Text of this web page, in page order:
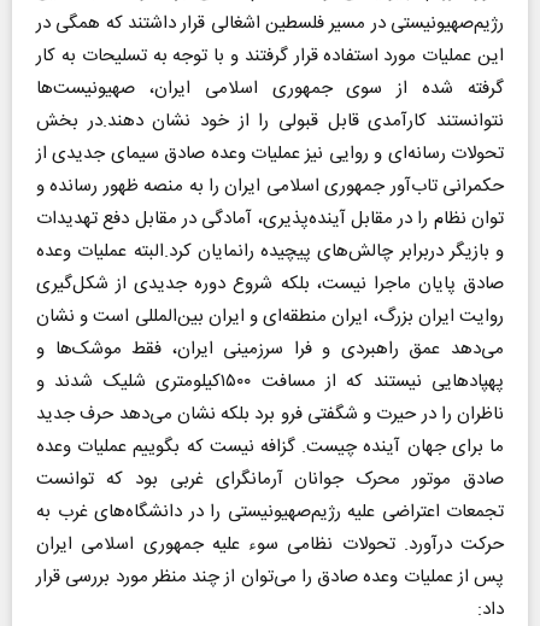
رژیم‌صهیونیستی در مسیر فلسطین اشغالی قرار داشتند که همگی در
این عملیات مورد استفاده قرار گرفتند و با توجه به تسلیحات به کار
گرفته شده از سوی جمهوری اسلامی ایران، صهیونیست‌ها
نتوانستند کارآمدی قابل قبولی را از خود نشان دهند.در بخش
تحولات رسانه‌ای و روایی نیز عملیات وعده صادق سیمای جدیدی از
حکمرانی تاب‌آور جمهوری اسلامی ایران را به منصه ظهور رسانده و
توان نظام را در مقابل آینده‌پذیری، آمادگی در مقابل دفع تهدیدات
و بازیگر دربرابر چالش‌های پیچیده رانمایان کرد.البته عملیات وعده
صادق پایان ماجرا نیست، بلکه شروع دوره جدیدی از شکل‌گیری
روایت ایران بزرگ، ایران منطقه‌ای و ایران بین‌المللی است و نشان
می‌دهد عمق راهبردی و فرا سرزمینی ایران، فقط موشک‌ها و
پهپادهایی نیستند که از مسافت ۱۵۰۰کیلومتری شلیک شدند و
ناظران را در حیرت و شگفتی فرو برد بلکه نشان می‌دهد حرف جدید
ما برای جهان آینده چیست. گزافه نیست که بگوییم عملیات وعده
صادق موتور محرک جوانان آرمانگرای غربی بود که توانست
تجمعات اعتراضی علیه رژیم‌صهیونیستی را در دانشگاه‌های غرب به
حرکت درآورد. تحولات نظامی سوء علیه جمهوری اسلامی ایران
پس از عملیات وعده صادق را می‌توان از چند منظر مورد بررسی قرار
داد: